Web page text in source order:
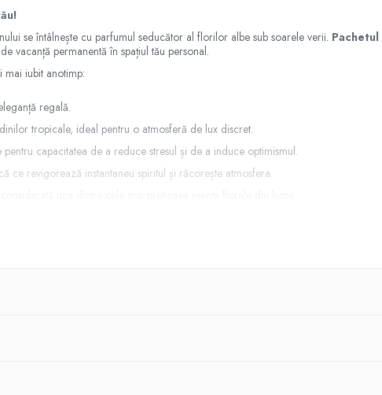
se întâlnește cu parfumul seducător al florilor albe sub soarele verii. Pachetul
vacanță permanentă în spațiul tău personal.
mai iubit anotimp:
regală.
tropicale, ideal pentru o atmosferă de lux discret.
capacitatea de a reduce stresul și de a induce optimismul.
ce revigorează instantaneu spiritul și răcorește atmosfera.
a mai necesita ambalaj suplimentar!